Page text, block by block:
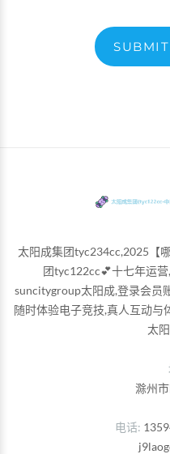
太阳成集团tyc234cc,2025【
团tyc122cc💕十七年运
suncitygroup太阳成,登录会员
随时体验电子竞技,真人互动与
太
滁州
电话